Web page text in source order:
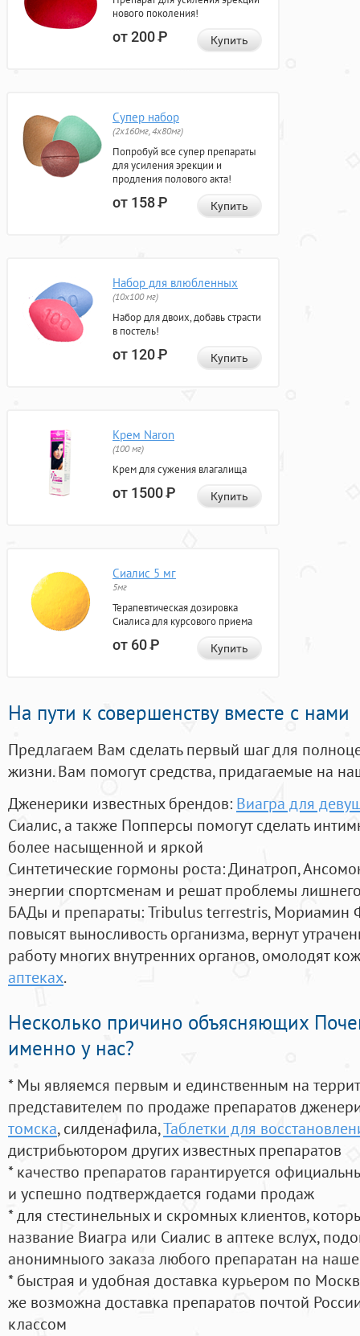
нового поколения!
от 200Р Купить
Супер набор
(2х160мг, 4х80мг)
Попробуй все супер препараты
для усиления эрекции и
продления полового акта!
от 158Р Купить
Набор для влюбленных
(10х100 мг)
Набор для двоих, добавь страсти
в постель!
от 120Р Купить
Крем Naron
(100 мг)
Крем для сужения влагалища
от 1500Р Купить
Сиалис 5 мг
5мг
Терапевтическая дозировка
Сиалиса для курсового приема
от 60Р Купить
На пути к совершенству вместе с нами
Предлагаем Вам сделать первый шаг для
жизни. Вам помогут средства, придагаемые на
Дженерики известных брендов: Виагра для
Сиалис, а также Попперсы помогут сделать
более насыщенной и яркой
Синтетические гормоны роста: Динатроп,
энергии спортсменам и решат проблемы
БАДы и препараты:Tribulus terrestris, Мориамин
повысят выносливость организма, вернут
работу многих внутренних органов, омолодят
аптеках.
Несколько причино объясняющих
именно у нас?
* Мы являемся первым и единственным на
представителем по продаже препаратов
томска, силденафила,Таблетки для
дистрибьютором других известных препаратов
* качество препаратов гарантируется
и успешно подтверждается годами продаж
* для стестинельных и скромных клиентов,
название Виагра или Сиалис в аптеке вслух,
анонимныого заказа любого препаратан на
* быстрая и удобная доставка курьером по
же возможна доставка препаратов почтой
классом